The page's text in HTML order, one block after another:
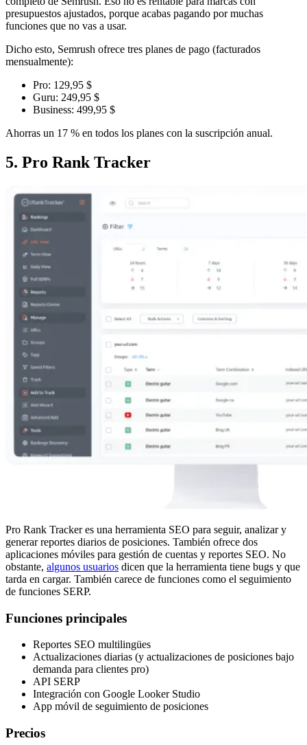
presupuestos ajustados, porque acabas pagando por muchas
funciones que no vas a usar.
Dicho esto, Semrush ofrece tres planes de pago (facturados
mensualmente):
Pro: 129,95 $
Guru: 249,95 $
Business: 499,95 $
Ahorras un 17 % en todos los planes con la suscripción anual.
5. Pro Rank Tracker
Pro Rank Tracker es una herramienta SEO para seguir, analizar y
generar reportes diarios de posiciones. También ofrece dos
aplicaciones móviles para gestión de cuentas y reportes SEO. No
obstante, algunos usuarios dicen que la herramienta tiene bugs y que
tarda en cargar. También carece de funciones como el seguimiento
de funciones SERP.
Funciones principales
Reportes SEO multilingües
Actualizaciones diarias (y actualizaciones de posiciones bajo
demanda para clientes pro)
API SERP
Integración con Google Looker Studio
App móvil de seguimiento de posiciones
Precios